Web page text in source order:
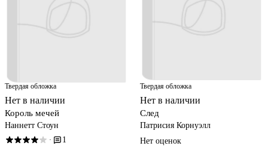
Твердая обложка
Нет в наличии
Король мечей
Наннетт Стоун
· 1
Твердая обложка
Нет в наличии
След
Патрисия Корнуэлл
Нет оценок